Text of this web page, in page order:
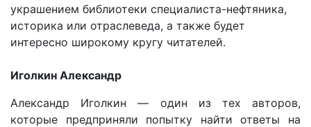
украшением библиотеки специалиста-нефтяника,
историка или отраслеведа, а также будет
интересно широкому кругу читателей.
Иголкин Александр
Александр Иголкин — один из тех авторов,
которые предприняли попытку найти ответы на